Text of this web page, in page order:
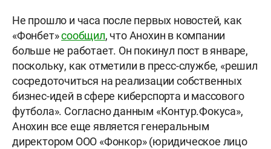
Не прошло и часа после первых новостей, как
«Фонбет»сообщил, что Анохин в компании
больше не работает. Он покинул пост в январе,
поскольку, как отметили в пресс-службе, «решил
сосредоточиться на реализации собственных
бизнес-идей в сфере киберспорта и массового
футбола». Согласно данным «Контур.Фокуса»,
Анохин все еще является генеральным
директором ООО «Фонкор» (юридическое лицо